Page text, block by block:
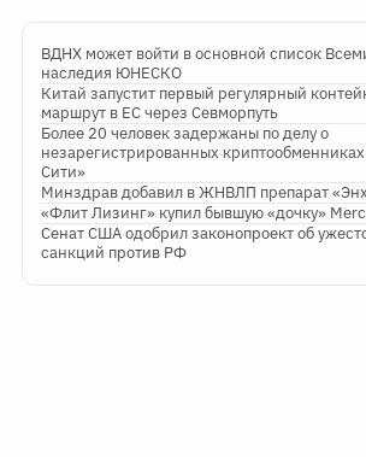
ВДНХ может войти в основной список
наследия ЮНЕСКО
Китай запустит первый регулярный
маршрут в ЕС через Севморпуть
Более 20 человек задержаны по делу о
незарегистрированных
Сити»
Минздрав добавил в ЖНВЛП препарат
«Флит Лизинг» купил бывшую «дочку»
Сенат США одобрил законопроект об
санкций против РФ